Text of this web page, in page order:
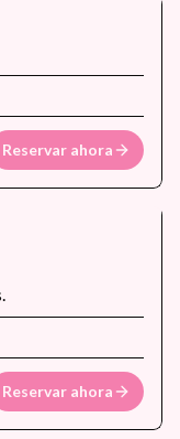
Reservar ahora
Reservar ahora